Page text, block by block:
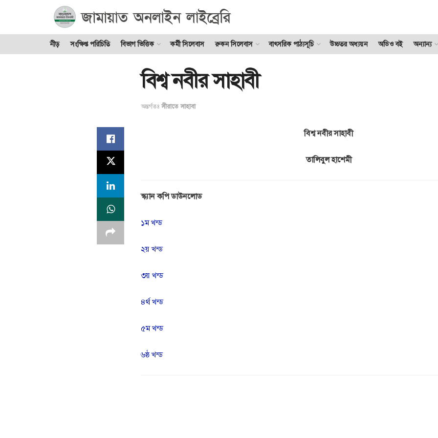
নীড় সংক্ষিপ্ত পরিচিতি বিভাগ ভিত্তিক কর্মী সিলেবাস রুকন সিলেবাস বাৎসরিক পাঠ্যসূচি উচ্চতর অধ্যয়ন অডিও বই অন্যান্য
বিশ্ব নবীর সাহাবী
অন্তর্গতঃ সীরাতে সাহাবা
বিশ্ব নবীর সাহাবী
তালিবুল হাশেমী
স্ক্যান কপি ডাউনলোড
১ম খন্ড
২য় খন্ড
৩য় খন্ড
৪র্থ খন্ড
৫ম খন্ড
৬ষ্ঠ খন্ড